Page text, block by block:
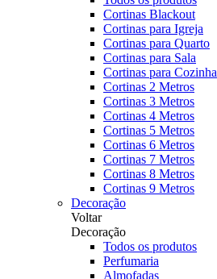
Cortinas Blackout
Cortinas para Igreja
Cortinas para Quarto
Cortinas para Sala
Cortinas para Cozinha
Cortinas 2 Metros
Cortinas 3 Metros
Cortinas 4 Metros
Cortinas 5 Metros
Cortinas 6 Metros
Cortinas 7 Metros
Cortinas 8 Metros
Cortinas 9 Metros
Decoração
Voltar
Decoração
Todos os produtos
Perfumaria
Almofadas